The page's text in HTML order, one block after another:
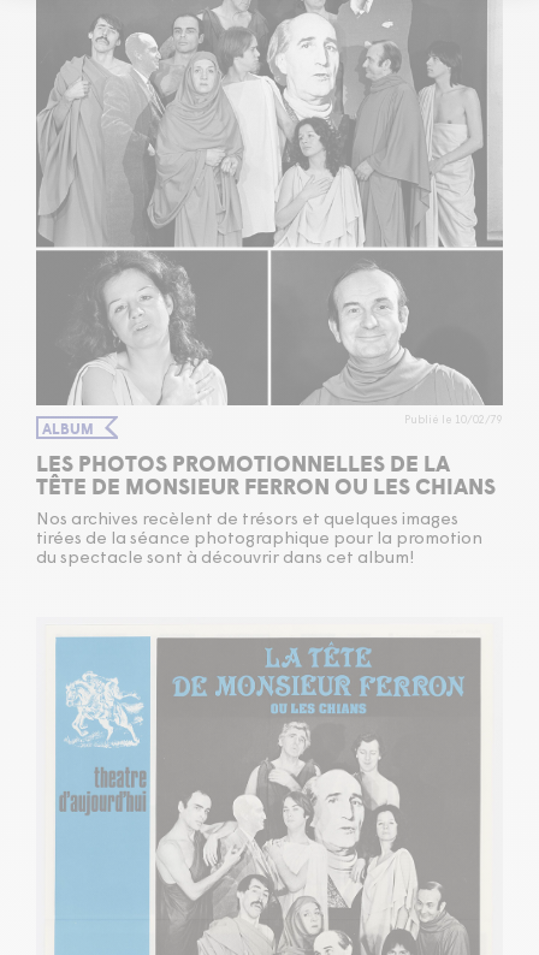
ALBUM Publié le 10/02/79
LES PHOTOS PROMOTIONNELLES DE LA
TÊTE DE MONSIEUR FERRON OU LES CHIANS
Nos archives recèlent de trésors et quelques images
tirées de la séance photographique pour la promotion
du spectacle sont à découvrir dans cet album!